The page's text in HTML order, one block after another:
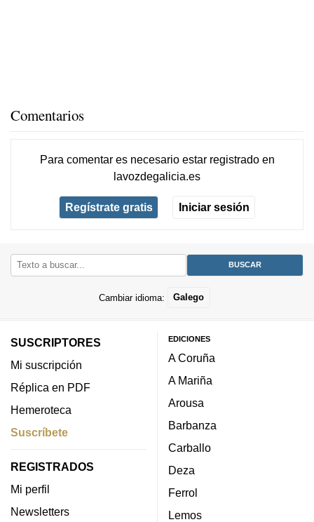
Comentarios
Para comentar es necesario estar registradoen
lavozdegalicia.es
Regístrate gratis Iniciar sesión
Cambiar idioma: Galego
SUSCRIPTORES
Mi suscripción
Réplica en PDF
Hemeroteca
Suscríbete
REGISTRADOS
Mi perfil
Newsletters
EDICIONES
A Coruña
A Mariña
Arousa
Barbanza
Carballo
Deza
Ferrol
Lemos